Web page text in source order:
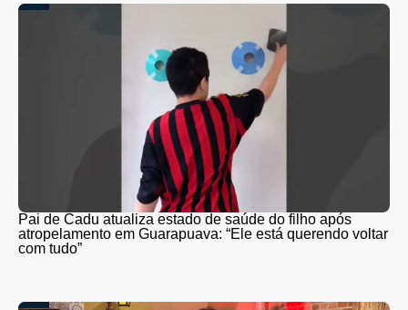
Pai de Cadu atualiza estado de saúde do filho após
atropelamento em Guarapuava: “Ele está querendo voltar
com tudo”